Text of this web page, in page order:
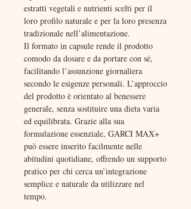
estratti vegetali e nutrienti scelti per il
loro profilo naturale e per la loro presenza
tradizionale nell’alimentazione.
Il formato in capsule rende il prodotto
comodo da dosare e da portare con sé,
facilitando l’assunzione giornaliera
secondo le esigenze personali. L’approccio
del prodotto è orientato al benessere
generale, senza sostituire una dieta varia
ed equilibrata. Grazie alla sua
formulazione essenziale, GARCI MAX+
può essere inserito facilmente nelle
abitudini quotidiane, offrendo un supporto
pratico per chi cerca un’integrazione
semplice e naturale da utilizzare nel
tempo.